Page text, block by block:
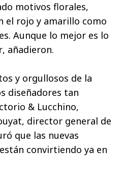
motivos florales,
el rojo y amarillo como
Aunque lo mejor es lo
añadieron.
y orgullosos de la
diseñadores tan
& Lucchino,
director general de
que las nuevas
convirtiendo ya en